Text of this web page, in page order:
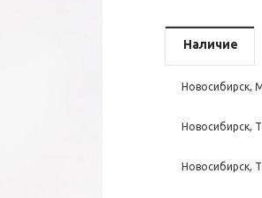
Наличие
Новосибирск,
Новосибирск,
Новосибирск,